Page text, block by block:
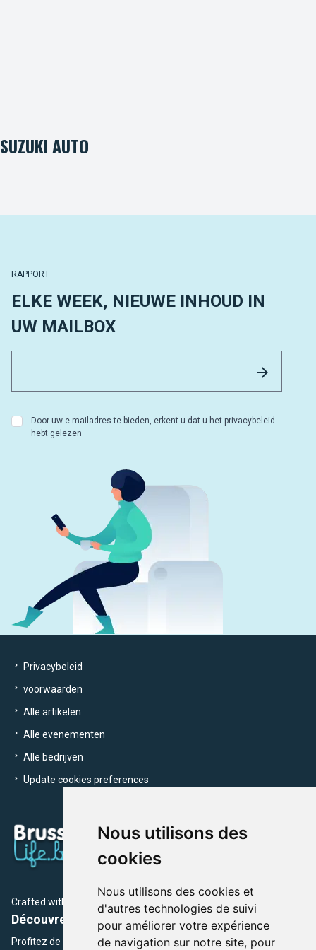
Nous utilisons des
cookies
Nous utilisons des cookies et
d'autres technologies de suivi
pour améliorer votre expérience
de navigation sur notre site, pour
SUZUKI AUTO
RAPPORT
ELKE WEEK, NIEUWE INHOUD IN
UW MAILBOX
Door uw e-mailadres te bieden, erkent u dat u het privacybeleid
hebt gelezen
Privacybeleid
voorwaarden
Alle artikelen
Alle evenementen
Alle bedrijven
Update cookies preferences
Crafted with by Brusselslife Team
Découvrez plus de 12 000 adresses et événements
Profitez de toutes les sections de BrusselsLife.be et découvrez